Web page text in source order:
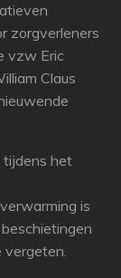
zorgverleners
vzw Eric
Claus
tijdens het
is
vergeten.